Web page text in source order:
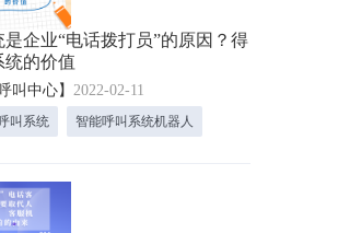
是企业“电话拨打员”的原因？得
统的价值
叫中心】 2022-02-11
叫系统 智能呼叫系统机器人